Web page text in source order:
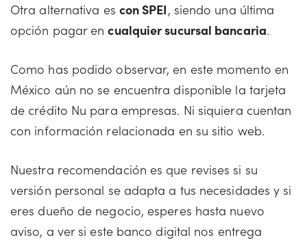
Otra alternativa es con SPEI, siendo una última
opción pagar encualquier sucursal bancaria.
Como has podido observar, en este momento en
México aún no se encuentra disponible la tarjeta
de crédito Nu para empresas. Ni siquiera cuentan
con información relacionada en su sitio web.
Nuestra recomendación es que revises si su
versión personal se adapta a tus necesidades y si
eres dueño de negocio, esperes hasta nuevo
aviso, a ver si este banco digital nos entrega